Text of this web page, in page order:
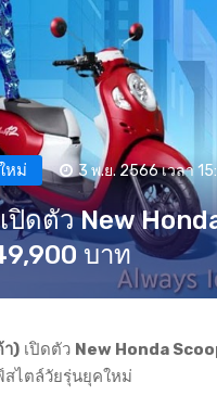
หม่ 3 พ.ย. 2566 เวลา
ปิดตัว New
บาท
า) เปิดตัว New Honda
ไตล์วัยรุ่นยุคใหม่